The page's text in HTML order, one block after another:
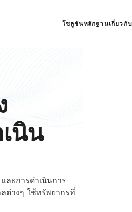
โซลูชันหลักฐานเกี่ยวกับ
นิน
ละการดำเนินการ
ต่างๆ ใช้ทรัพยากรที่